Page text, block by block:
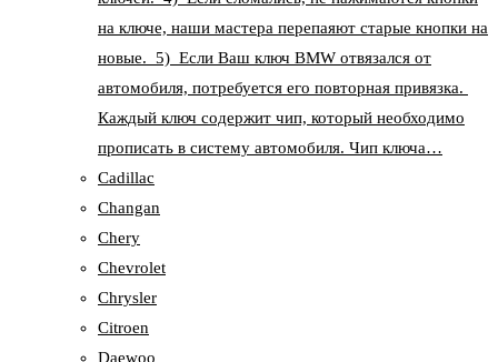
на ключе, наши мастера перепаяют старые кнопки на
новые. 5) Если Ваш ключ BMW отвязался от
автомобиля, потребуется его повторная привязка.
Каждый ключ содержит чип, который необходимо
прописать в систему автомобиля. Чип ключа…
Cadillac
Changan
Chery
Chevrolet
Chrysler
Citroen
Daewoo